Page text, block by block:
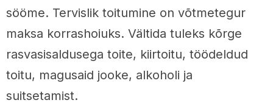
sööme. Tervislik toitumine on võtmetegur
maksa korrashoiuks. Vältida tuleks kõrge
rasvasisaldusega toite, kiirtoitu, töödeldud
toitu, magusaid jooke, alkoholi ja
suitsetamist.